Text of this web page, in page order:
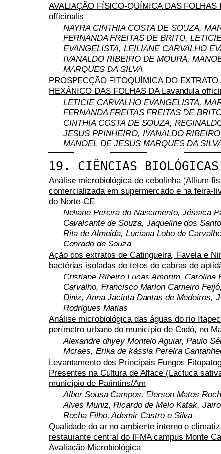
AVALIAÇÃO FÍSICO-QUÍMICA DAS FOLHAS
officinalis
NAYRA CINTHIA COSTA DE SOUZA,
FERNANDA FREITAS DE BRITO,
EVANGELISTA, LEILIANE CARVALHO
IVANALDO RIBEIRO DE MOURA,
MARQUES DA SILVA
PROSPECÇÃO FITOQUÍMICA DO EXTRATO
HEXÂNICO DAS FOLHAS DA Lavandula
LETICIE CARVALHO EVANGELISTA,
FERNANDA FREITAS FREITAS DE
CINTHIA COSTA DE SOUZA,
JESUS PPINHEIRO, IVANALDO
MANOEL DE JESUS MARQUES DA
19. CIÊNCIAS
Análise microbiológica de cebolinha (Allium
comercializada em supermercado e na feira-
do Norte-CE
Neliane Pereira do Nascimento, Jéssica
Cavalcante de Souza, Jaqueline dos
Rita de Almeida, Luciana Lobo de
Conrado de Souza
Ação dos extratos de Catingueira, Favela e
bactérias isoladas de tetos de cabras de
Cristiane Ribeiro Lucas Amorim, Carolina
Carvalho, Francisco Marlon Carneiro
Diniz, Anna Jacinta Dantas de Medeiros,
Rodrigues Matias
Análise microbiológica das águas do rio
perímetro urbano do município de Codó, no
Alexandre dhyey Montelo Aguiar, Paulo
Moraes, Erika de kássia Pereira
Levantamento dos Principais Fungos
Presentes na Cultura de Alface (Lactuca
município de Parintins/Am
Alber Sousa Campos, Elerson Matos
Alves Muniz, Ricardo de Melo Katak,
Rocha Filho, Ademir Castro e Silva
Qualidade do ar no ambiente interno e
restaurante central do IFMA campus Monte
Avaliação Microbiológica